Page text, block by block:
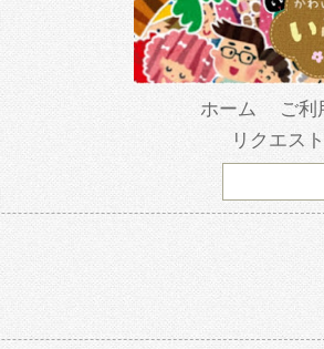
ホーム ご利
リクエスト